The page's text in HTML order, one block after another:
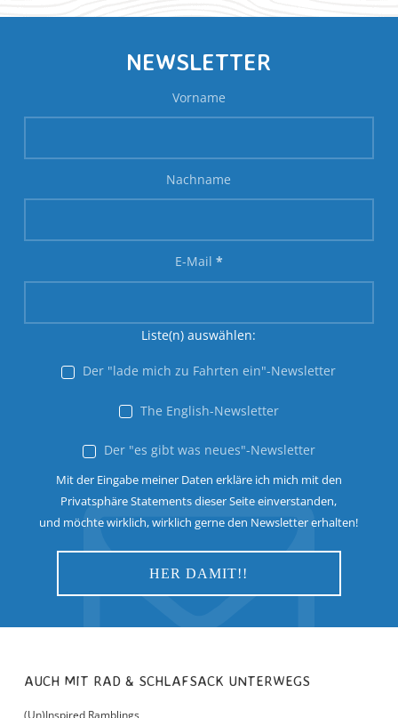
NEWSLETTER
Vorname
Nachname
E-Mail *
Liste(n) auswählen:
Der "lade mich zu Fahrten ein"-Newsletter
The English-Newsletter
Der "es gibt was neues"-Newsletter
Mit der Eingabe meiner Daten erkläre ich mich mit den
Privatsphäre Statements dieser Seite einverstanden,
und möchte wirklich, wirklich gerne den Newsletter erhalten!
AUCH MIT RAD & SCHLAFSACK UNTERWEGS